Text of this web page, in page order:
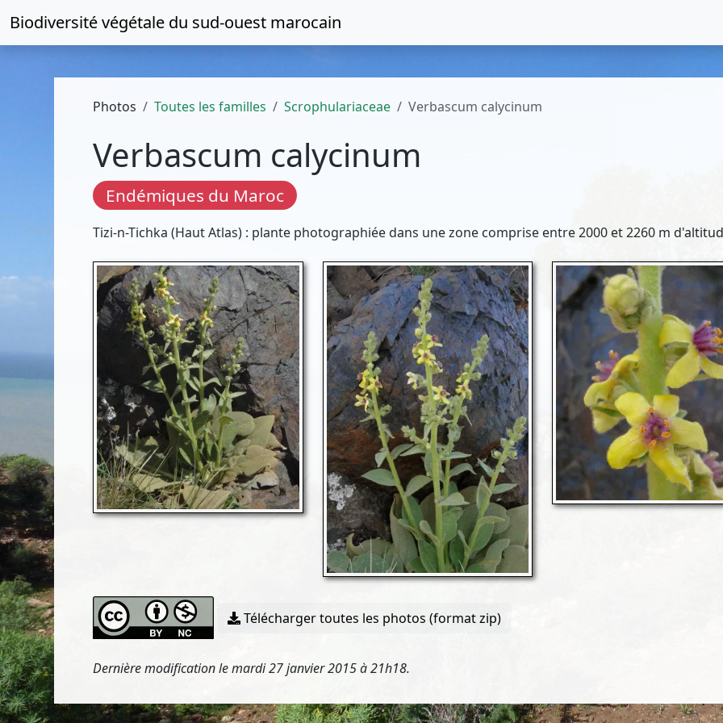
Biodiversité végétale du sud-ouest marocain
Photos Toutes les familles Scrophulariaceae Verbascum calycinum
Verbascum calycinum
Endémiques du Maroc
Tizi-n-Tichka (Haut Atlas) : plante photographiée dans une zone comprise entre 2000 et 2260 m
Télécharger toutes les photos (format zip)
Dernière modification le mardi 27 janvier 2015 à 21h18.